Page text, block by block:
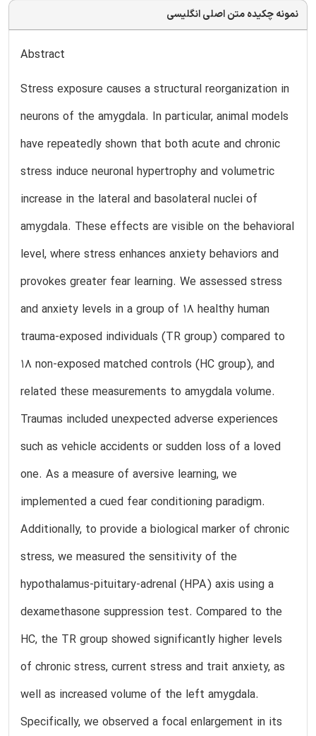
نمونه چکیده متن اصلی انگلیسی
Abstract
Stress exposure causes a structural reorganization in
neurons of the amygdala. In particular, animal models
have repeatedly shown that both acute and chronic
stress induce neuronal hypertrophy and volumetric
increase in the lateral and basolateral nuclei of
amygdala. These effects are visible on the behavioral
level, where stress enhances anxiety behaviors and
provokes greater fear learning. We assessed stress
and anxiety levels in a group of 18 healthy human
trauma-exposed individuals (TR group) compared to
18 non-exposed matched controls (HC group), and
related these measurements to amygdala volume.
Traumas included unexpected adverse experiences
such as vehicle accidents or sudden loss of a loved
one. As a measure of aversive learning, we
implemented a cued fear conditioning paradigm.
Additionally, to provide a biological marker of chronic
stress, we measured the sensitivity of the
hypothalamus-pituitary-adrenal (HPA) axis using a
dexamethasone suppression test. Compared to the
HC, the TR group showed significantly higher levels
of chronic stress, current stress and trait anxiety, as
well as increased volume of the left amygdala.
Specifically, we observed a focal enlargement in its